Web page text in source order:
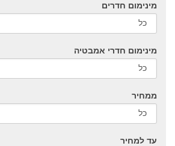
מינימום חדרים
מינימום חדרי אמבטיה
ממחיר
עד למחיר